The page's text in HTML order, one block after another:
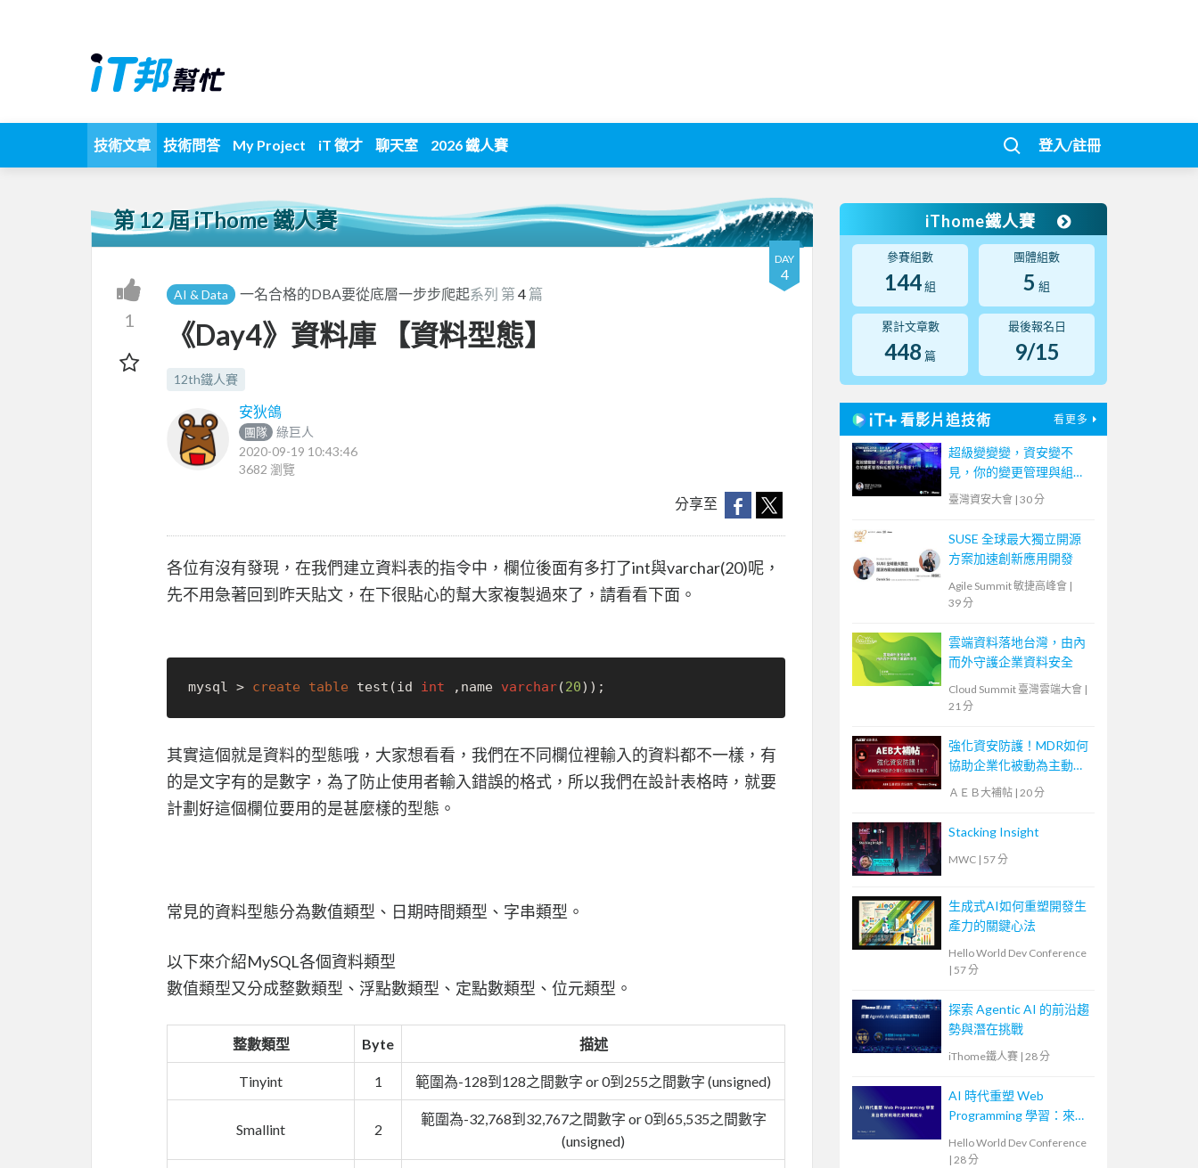
技術文章 技術問答 My Project iT 徵才 聊天室 2026 鐵人賽 登入/註冊
第 12 屆 iThome 鐵人賽
DAY
4
1
AI & Data 一名合格的DBA要從底層一步步爬起系列 第4 篇
《Day4》資料庫 【資料型態】
12th鐵人賽
安狄鴿
團隊
綠巨人
2020-09-19 10:43:46
3682 瀏覽
分享至
各位有沒有發現，在我們建立資料表的指令中，欄位後面有多打了int與varchar(20)呢，
先不用急著回到昨天貼文，在下很貼心的幫大家複製過來了，請看看下面。
mysql > create table test(id int ,name varchar(20
其實這個就是資料的型態哦，大家想看看，我們在不同欄位裡輸入的資料都不一樣，有
的是文字有的是數字，為了防止使用者輸入錯誤的格式，所以我們在設計表格時，就要
計劃好這個欄位要用的是甚麼樣的型態。
常見的資料型態分為數值類型、日期時間類型、字串類型。
以下來介紹MySQL各個資料類型
數值類型又分成整數類型、浮點數類型、定點數類型、位元類型。
整數類型 Byte 描述
Tinyint 1 範圍為-128到128之間數字 or 0到255之間數字 (unsigned)
Smallint 2
範圍為-32,768到32,767之間數字 or 0到65,535之間數字
(unsigned)
iThome鐵人賽
參賽組數
144組
團體組數
5 組
累計文章數
448 篇
最後報名日
9/15
看影片追技術 看更多
超級變變變，資安變不
見，你的變更管理與組態
管理去哪裡？
臺灣資安大會 | 30 分
SUSE 全球最大獨立開源
方案加速創新應用開發
Agile Summit 敏捷高峰會 |
39 分
雲端資料落地台灣，由內
而外守護企業資料安全
Cloud Summit 臺灣雲端大會 |
21 分
強化資安防護！MDR如何
協助企業化被動為主動？
【宏碁資訊網路學堂】
ＡＥＢ大補帖 | 20 分
Stacking Insight
MWC | 57 分
生成式AI如何重塑開發生
產力的關鍵心法
Hello World Dev Conference
| 57 分
探索 Agentic AI 的前沿趨
勢與潛在挑戰
iThome鐵人賽 | 28 分
AI 時代重塑 Web
Programming 學習：來自
Hello World Dev Conference
| 28 分